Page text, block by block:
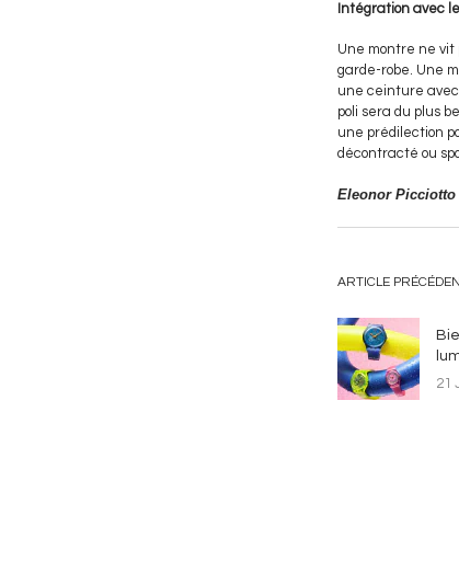
Intégration avec
Une montre ne vit
garde-robe. Une
une ceinture
poli sera du plus
une prédilection
décontracté ou
Eleonor Picciotto
ARTICLE
21